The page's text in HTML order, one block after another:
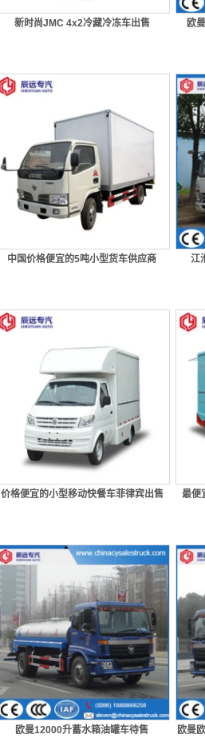
新时尚JMC 4x2冷藏冷冻车出售 欧
中国价格便宜的5吨小型货车供应商 江
价格便宜的小型移动快餐车菲律宾出售 最便
欧曼12000升蓄水箱油罐车待售
欧曼